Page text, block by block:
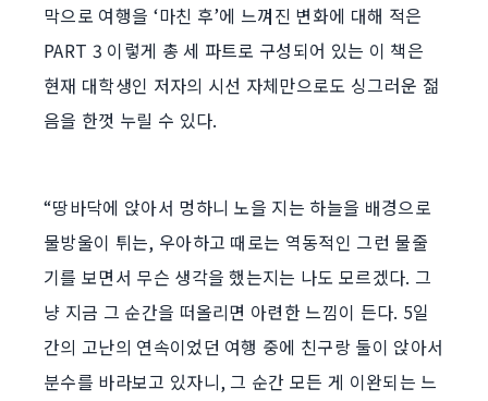
막으로 여행을 ‘마친 후’에 느껴진 변화에 대해 적은
PART 3 이렇게 총 세 파트로 구성되어 있는 이 책은
현재 대학생인 저자의 시선 자체만으로도 싱그러운 젊
음을 한껏 누릴 수 있다.
“땅바닥에 앉아서 멍하니 노을 지는 하늘을 배경으로
물방울이 튀는, 우아하고 때로는 역동적인 그런 물줄
기를 보면서 무슨 생각을 했는지는 나도 모르겠다. 그
냥 지금 그 순간을 떠올리면 아련한 느낌이 든다. 5일
간의 고난의 연속이었던 여행 중에 친구랑 둘이 앉아서
분수를 바라보고 있자니, 그 순간 모든 게 이완되는 느